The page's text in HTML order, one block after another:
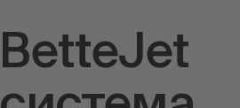
BetteJet